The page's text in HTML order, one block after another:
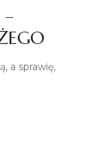
a sprawię,